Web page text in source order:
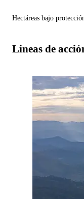
Hectáreas bajo
Lineas de